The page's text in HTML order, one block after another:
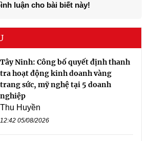
luận cho bài biết này!
Tây Ninh: Công bố quyết định thanh
tra hoạt động kinh doanh vàng
trang sức, mỹ nghệ tại 5 doanh
nghiệp
Thu Huyền
12:42 05/08/2026